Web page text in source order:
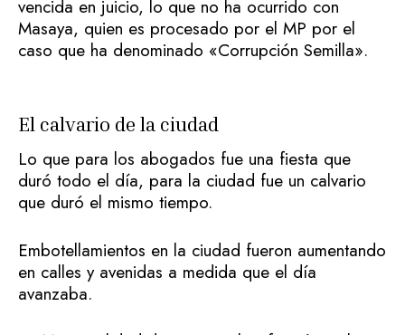
vencida en juicio, lo que no ha ocurrido con
Masaya, quien es procesado por el MP por el
caso que ha denominado «Corrupción Semilla».
El calvario de la ciudad
Lo que para los abogados fue una fiesta que
duró todo el día, para la ciudad fue un calvario
que duró el mismo tiempo.
Embotellamientos en la ciudad fueron aumentando
en calles y avenidas a medida que el día
avanzaba.